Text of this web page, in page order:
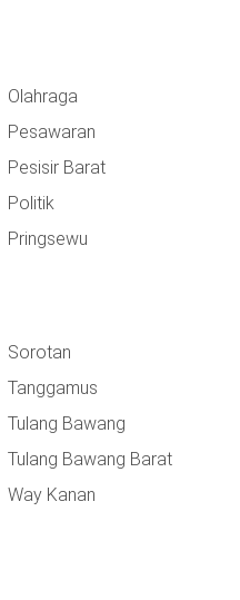
Olahraga
Pesawaran
Pesisir Barat
Politik
Pringsewu
Sorotan
Tanggamus
Tulang Bawang
Tulang Bawang Barat
Way Kanan